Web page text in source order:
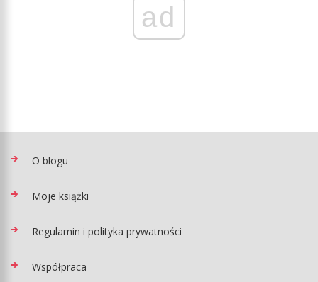
ad
O blogu
Moje książki
Regulamin i polityka prywatności
Współpraca